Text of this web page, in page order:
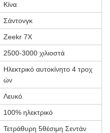
Κίνα
Σάντονγκ
Zeekr 7X
2500-3000 χιλιοστά
Ηλεκτρικό αυτοκίνητο 4 τροχ
ών
Λευκό
100% ηλεκτρικό
Τετράθυρη 5θέσιμη Σεντάν